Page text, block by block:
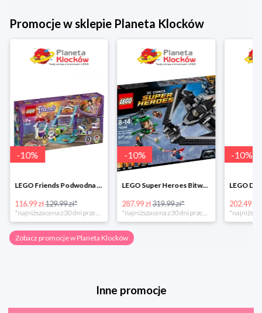
Promocje w sklepie Planeta Klocków
-10%
LEGO Friends Podwodna Frajda w super cenie
116.99 zł129.99 zł*
*najniższa cena z 30 dni przed obniżką
-10%
LEGO Super Heroes Bitwa powietrzna w super cenie
287.99 zł319.99 zł*
*najniższa cena z 30 dni przed obniżką
-10%
202.49 zł
Zobacz promocje w Planeta Klocków
Inne promocje